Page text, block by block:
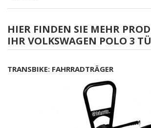
HIER FINDEN SIE MEHR
IHR VOLKSWAGEN POLO 3
TRANSBIKE: FAHRRADTRÄGER